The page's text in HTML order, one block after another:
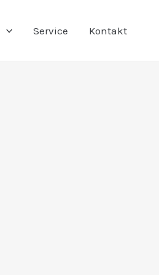
Service Kontakt